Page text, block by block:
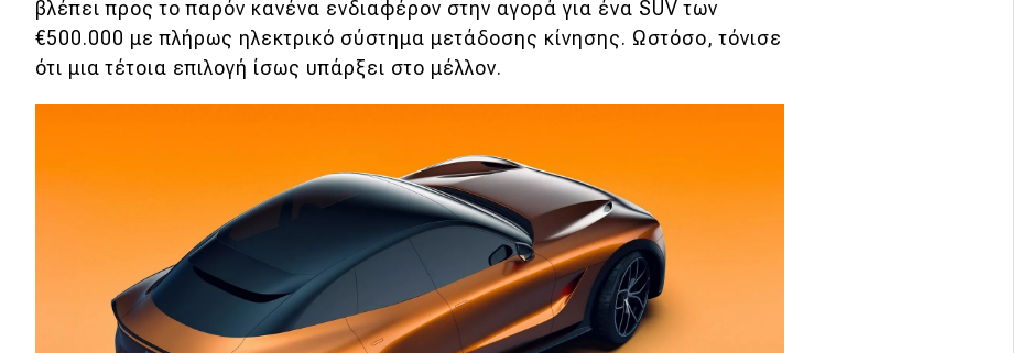
βλέπει προς το παρόν κανένα ενδιαφέρον στην αγορά για ένα SUV των
€500.000 με πλήρως ηλεκτρικό σύστημα μετάδοσης κίνησης. Ωστόσο, τόνισε
ότι μια τέτοια επιλογή ίσως υπάρξει στο μέλλον.